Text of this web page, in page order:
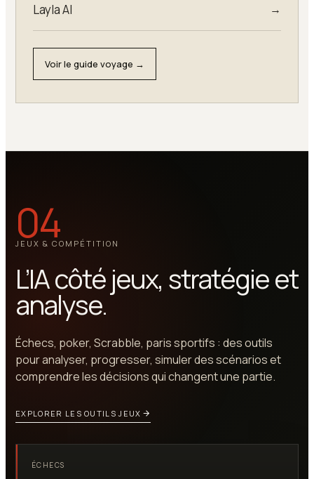
Layla AI →
Voir le guide voyage →
04
JEUX & COMPÉTITION
L’IA côté jeux, stratégie et
analyse.
Échecs, poker, Scrabble, paris sportifs : des outils
pour analyser, progresser, simuler des scénarios et
comprendre les décisions qui changent une partie.
EXPLORER LES OUTILS JEUX
ÉCHECS